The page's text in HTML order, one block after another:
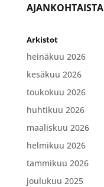
AJANKOHTAISTA
Arkistot
heinäkuu 2026
kesäkuu 2026
toukokuu 2026
huhtikuu 2026
maaliskuu 2026
helmikuu 2026
tammikuu 2026
joulukuu 2025